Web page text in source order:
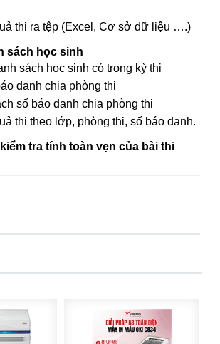
thi ra tệp (Excel, Cơ sở dữ liệu ….)
sách học sinh
sách học sinh có trong kỳ thi
danh chia phòng thi
số báo danh chia phòng thi
thi theo lớp, phòng thi, số báo danh.
tra tính toàn vẹn của bài thi